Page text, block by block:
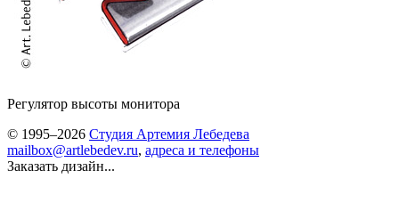
Регулятор высоты монитора
© 1995–2026 Студия Артемия Лебедева
mailbox@artlebedev.ru, адреса и телефоны
Заказать дизайн...